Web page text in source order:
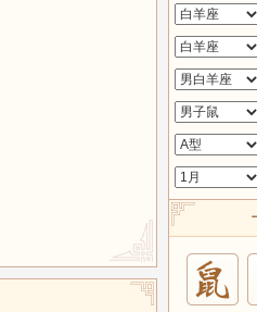
牛 虎 兔